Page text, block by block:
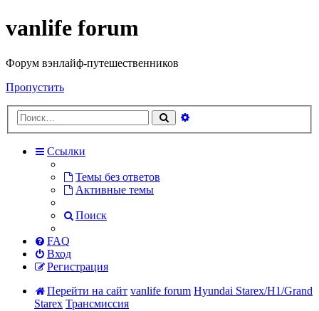
vanlife forum
Форум вэнлайф-путешественников
Пропустить
Поиск
Ссылки
Темы без ответов
Активные темы
Поиск
FAQ
Вход
Регистрация
Перейти на сайт vanlife forum Hyundai Starex/H1/Grand
Starex Трансмиссия